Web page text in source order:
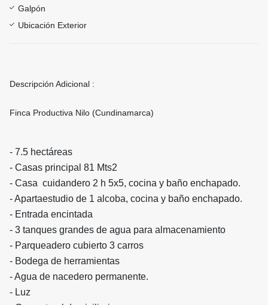
Galpón
Ubicación Exterior
Descripción Adicional :
Finca Productiva Nilo (Cundinamarca)
- 7.5 hectáreas
- Casas principal 81 Mts2
- Casa cuidandero 2 h 5x5, cocina y baño enchapado.
- Apartaestudio de 1 alcoba, cocina y baño enchapado.
- Entrada encintada
- 3 tanques grandes de agua para almacenamiento
- Parqueadero cubierto 3 carros
- Bodega de herramientas
- Agua de nacedero permanente.
- Luz